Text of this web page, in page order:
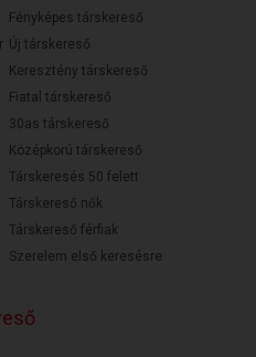
Fényképes társkereső
Új társkereső
Keresztény társkereső
Fiatal társkereső
30as társkereső
Középkorú társkereső
Társkeresés 50 felett
Társkereső nők
Társkereső férfiak
Szerelem első keresésre